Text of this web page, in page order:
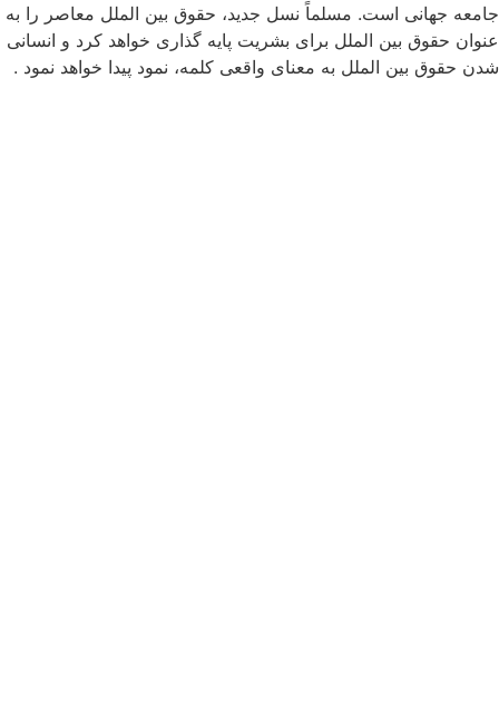
جامعه جهانی است. مسلماً نسل جدید، حقوق بین الملل معاصر را به
عنوان حقوق بین الملل برای بشریت پایه گذاری خواهد کرد و انسانی
شدن حقوق بین الملل به معنای واقعی کلمه، نمود پیدا خواهد نمود .